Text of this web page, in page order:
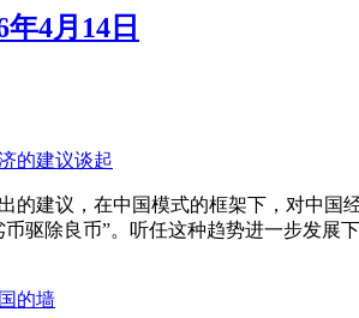
4月14日
的建议谈起
的建议，在中国模式的框架下，对中
驱除良币”。听任这种趋势进一步发展
的墙